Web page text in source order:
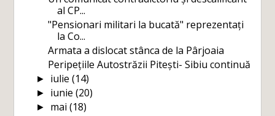
al CP...
"Pensionari militari la bucată" reprezentați
la Co...
Armata a dislocat stânca de la Pârjoaia
Peripețiile Autostrăzii Pitești- Sibiu continuă
► iulie (14)
► iunie (20)
► mai (18)